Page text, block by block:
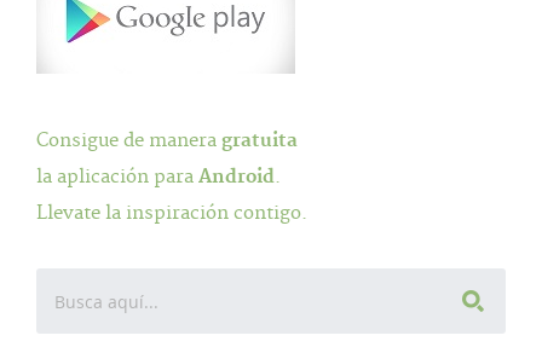
Consigue de manera gratuita
la aplicación para Android.
Llevate la inspiración contigo.